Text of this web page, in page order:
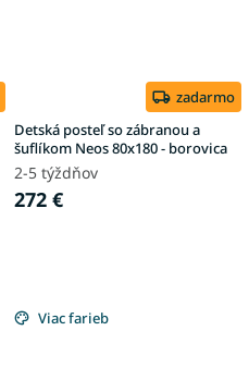
zadarmo
Detská posteľ so zábranou a
šuflíkom Neos 80x180 - borovica
2-5 týždňov
272 €
Viac farieb